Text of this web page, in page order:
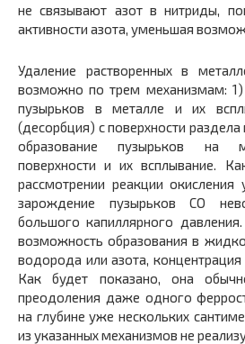
не связывают азот в нитриды,
активности азота, уменьшая
Удаление растворенных в
возможно по трем механизмам: 1)
пузырьков в металле и их
(десорбция) с поверхности
образование пузырьков на
поверхности и их всплывание.
рассмотрении реакции окисления
зарождение пузырьков СО
большого капиллярного
возможность образования в
водорода или азота,
Как будет показано, она
преодоления даже одного
на глубине уже нескольких
из указанных механизмов не